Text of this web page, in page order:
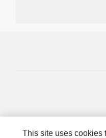
This site uses cookies